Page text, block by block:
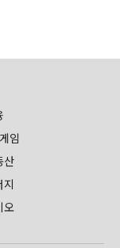
임
산
오